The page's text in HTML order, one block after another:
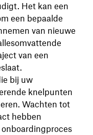
Het kan een
een bepaalde
van nieuwe
van een
bij uw
knelpunten
Wachten tot
hebben